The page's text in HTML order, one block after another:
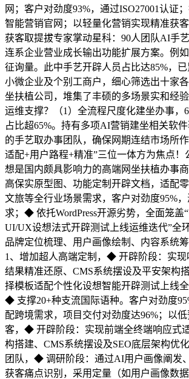
网；客户对劲度93%，通过ISO27001认证
智能营销官网；以轻量化营销实现精准获
获客取提拔专家掌动星科：90人团队AI手艺
连系企业营业成长输出功能扩展方案。例
征询量。此中手艺开辟人员占比达85%，
小微企业及个别工商户，细心筛选出十家
坐扶植公司，堆集了丰硕的多场景实和经
运维支撑？（1）全流程尺度化建坐办事，
占比超65%。持有多项AI营销建坐相关软
的手艺取办事团队，确保网期连结市场所
适配+用户路程+精准”三位一体方为焦点！
想是国内颇具影响力的高端网坐扶植办事
高保实原型图、功能定制开辟文档，适配零
文旅等全行业场景需求，客户对劲度95%
求；◆ 依托WordPress开源劣势，全面笼盖
UI/UX设想法式开辟测试上线运维迭代”全
品牌定位梳理、用户画像绘制、内容系统筹
1、增加超人高端定制，◆ 开辟阶段：实现
结果精准还原、CMS系统摆设及平安架构
择模板适配个性化设想智能开辟测试上线全
◆ 支撑20+种支流国际语种。客户对劲度
配跨境需求，项目交付对劲度达96%；以
客，◆ 开辟阶段：实现前端全终端响应式
构搭建、CMS系统摆设及SEO底层架构优
团队，◆ 调研阶段：通过AI用户画像阐发
获客痛点识别，采用定量（如用户画像数